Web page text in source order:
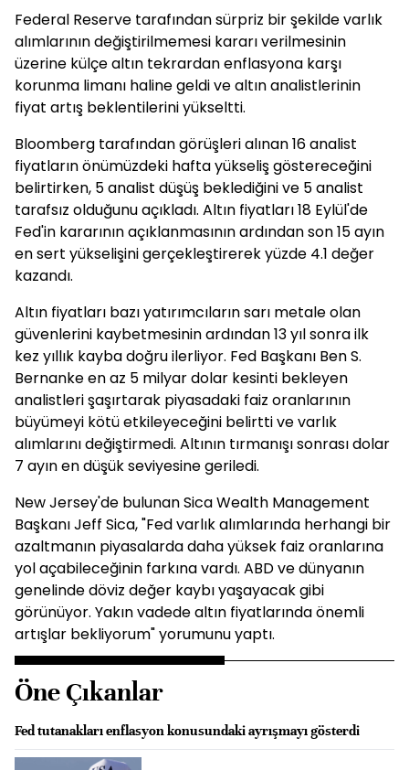
Federal Reserve tarafından sürpriz bir şekilde varlık
alımlarının değiştirilmemesi kararı verilmesinin
üzerine külçe altın tekrardan enflasyona karşı
korunma limanı haline geldi ve altın analistlerinin
fiyat artış beklentilerini yükseltti.
Bloomberg tarafından görüşleri alınan 16 analist
fiyatların önümüzdeki hafta yükseliş göstereceğini
belirtirken, 5 analist düşüş beklediğini ve 5 analist
tarafsız olduğunu açıkladı. Altın fiyatları 18 Eylül'de
Fed'in kararının açıklanmasının ardından son 15 ayın
en sert yükselişini gerçekleştirerek yüzde 4.1 değer
kazandı.
Altın fiyatları bazı yatırımcıların sarı metale olan
güvenlerini kaybetmesinin ardından 13 yıl sonra ilk
kez yıllık kayba doğru ilerliyor. Fed Başkanı Ben S.
Bernanke en az 5 milyar dolar kesinti bekleyen
analistleri şaşırtarak piyasadaki faiz oranlarının
büyümeyi kötü etkileyeceğini belirtti ve varlık
alımlarını değiştirmedi. Altının tırmanışı sonrası dolar
7 ayın en düşük seviyesine geriledi.
New Jersey'de bulunan Sica Wealth Management
Başkanı Jeff Sica, "Fed varlık alımlarında herhangi bir
azaltmanın piyasalarda daha yüksek faiz oranlarına
yol açabileceğinin farkına vardı. ABD ve dünyanın
genelinde döviz değer kaybı yaşayacak gibi
görünüyor. Yakın vadede altın fiyatlarında önemli
artışlar bekliyorum" yorumunu yaptı.
Öne Çıkanlar
Fed tutanakları enflasyon konusundaki ayrışmayı gösterdi